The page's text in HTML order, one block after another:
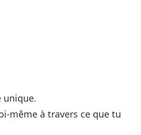
unique.
même à travers ce que tu